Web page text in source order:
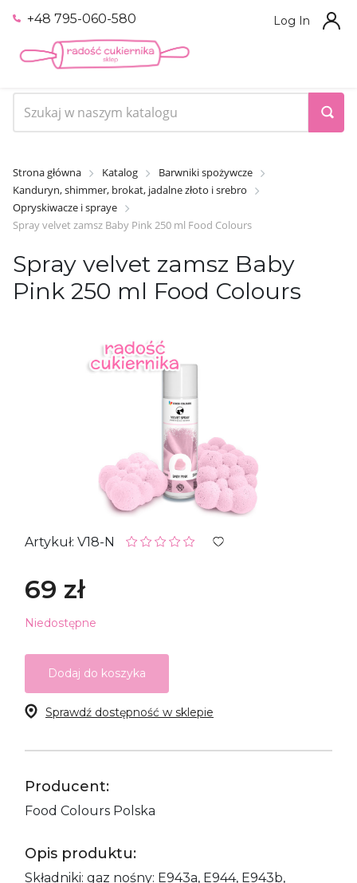
+48 795-060-580 Log In
Strona główna Katalog
Barwniki spożywcze
Kanduryn, shimmer, brokat, jadalne złoto i srebro
Opryskiwacze i spraye
Spray velvet zamsz Baby Pink 250 ml Food Colours
Spray velvet zamsz Baby
Pink 250 ml Food Colours
Artykuł: V18-N
69 zł
Niedostępne
Dodaj do koszyka
Sprawdź dostępność w sklepie
Producent:
Food Colours Polska
Opis produktu:
Składniki: gaz nośny: E943a, E944, E943b,